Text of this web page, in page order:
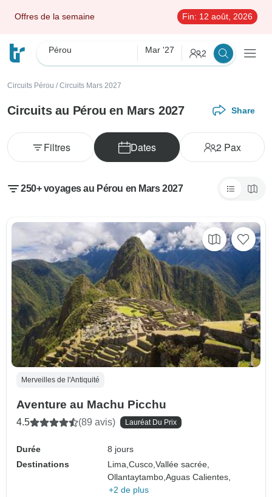
Offres de la semaine Fin: 12 août, 2026
Pérou Mar '27 2
Circuits Pérou / Circuits Mars 2027
Circuits au Pérou en Mars 2027 Share
Dates 2Pax
Filtres
250+ voyages au Pérou en Mars 2027
Merveilles de l'Antiquité
Aventure au Machu Picchu
4.5 (89 avis) Lauréat Du Prix
Durée
8 jours
Destinations
Lima,Cusco,Vallée sacrée,
Ollantaytambo,Aguas Calientes,
+2 de plus